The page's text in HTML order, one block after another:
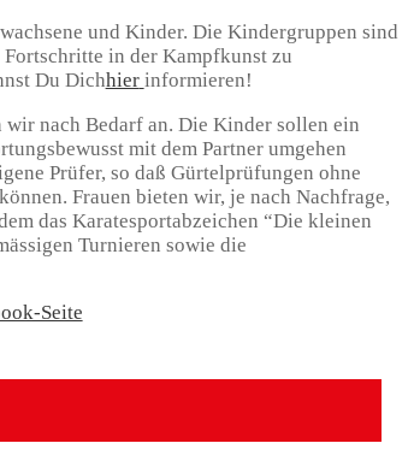
und Kinder. Die Kindergruppen sind
in der Kampfkunst zu
Du Dichhier informieren!
nach Bedarf an. Die Kinder sollen ein
mit dem Partner umgehen
Prüfer, so daß Gürtelprüfungen ohne
Frauen bieten wir, je nach Nachfrage,
das Karatesportabzeichen “Die kleinen
Turnieren sowie die
Seite